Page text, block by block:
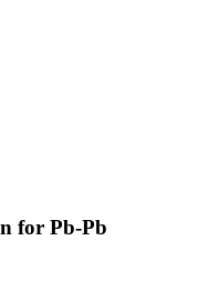
for Pb-Pb